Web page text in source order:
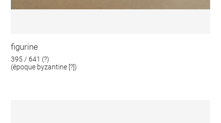
figurine
395 / 641 (?)
(époque byzantine [?])